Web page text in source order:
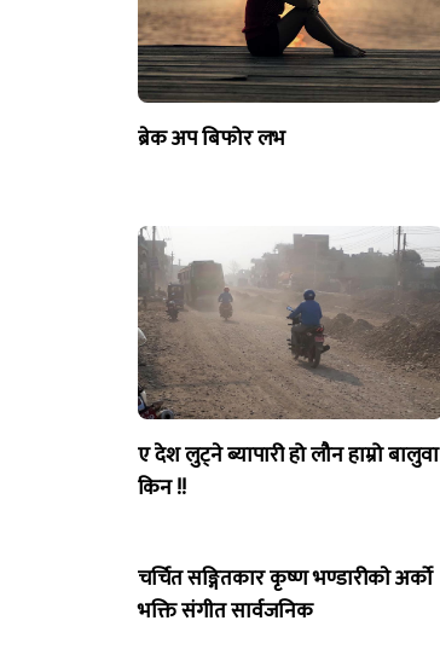
ब्रेक अप बिफोर लभ
ए देश लुट्ने ब्यापारी हो लौन हाम्रो बालुवा
किन !!
चर्चित सङ्गितकार कृष्ण भण्डारीकाे अर्काे
भक्ति संगीत सार्वजनिक